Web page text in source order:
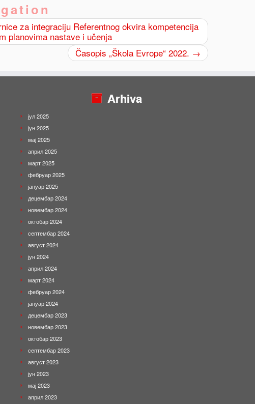
za integraciju Referentnog okvira kompetencija
planovima nastave i učenja
Časopis „Škola Evrope“ 2022. →
Arhiva
јул 2025
јун 2025
мај 2025
април 2025
март 2025
фебруар 2025
јануар 2025
децембар 2024
новембар 2024
октобар 2024
септембар 2024
август 2024
јун 2024
април 2024
март 2024
фебруар 2024
јануар 2024
децембар 2023
новембар 2023
октобар 2023
септембар 2023
август 2023
јун 2023
мај 2023
април 2023